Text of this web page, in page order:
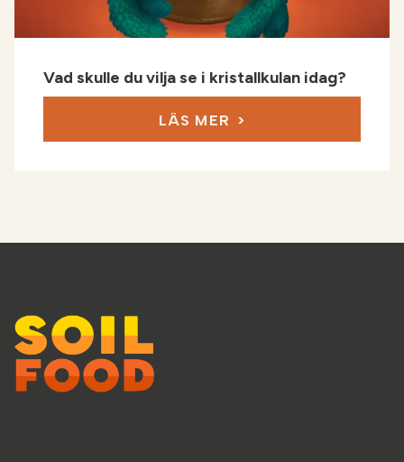
Vad skulle du vilja se i kristallkulan idag?
LÄS MER